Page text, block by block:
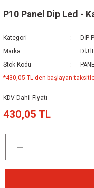
P10 Panel Dip Led -
Kategori
DİP
Marka
Stok Kodu
*430,05 TL den başlayan
KDV Dahil Fiyatı
430,05 TL